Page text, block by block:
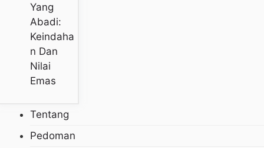
Yang
Abadi:
Keindaha
N Dan
Nilai
Emas
Tentang
Pedoman